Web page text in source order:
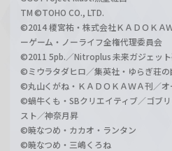
TM ©TOHO CO., LTD.
©2014 榎宮祐・株式会社ＫＡＤＯＫＡ
ーゲーム・ノーライフ全権代理委員会
©2011 5pb.／Nitroplus 未来ガジェッ
©ミウラタダヒロ／集英社・ゆらぎ荘
©丸山くがね・ＫＡＤＯＫＡＷＡ刊／
©蝸牛くも・SBクリエイティブ／ゴブ
スト／神奈月昇
©暁なつめ・カカオ・ランタン
©暁なつめ・三嶋くろね